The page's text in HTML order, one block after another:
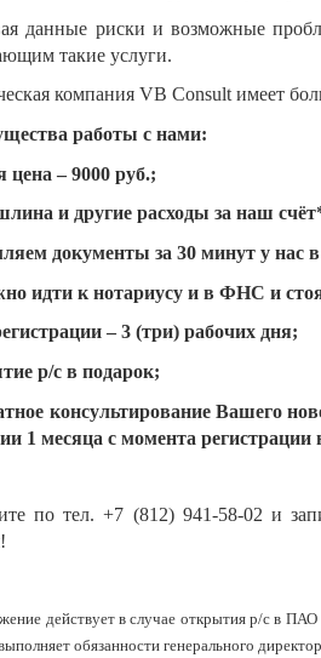
данные риски и возможные
такие услуги.
компания VB Consult имеет
работы с нами:
цена – 9000 руб.;
и другие расходы за наш
документы за 30 минут у
идти к нотариусу и в ФНС и
– 3 (три) рабочих дня;
р/с в подарок;
консультирование Вашего
1 месяца с момента
по тел. +7 (812) 941-58-02 и
действует в случае открытия р/с в
обязанности генерального